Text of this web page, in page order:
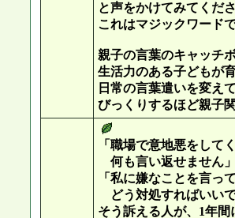
と声をかけてみてくだ
これはマジックワード
親子の言葉のキャッチ
生活力のある子どもが
日常の言葉遣いを変え
びっくりするほど親子
「職場で意地悪をして
何も言い返せません
「私に嫌なことを言っ
どう対処すればいい
そう訴える人が、1年